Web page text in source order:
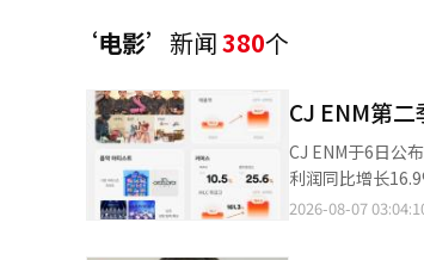
‘电影’ 新闻380个
CJ ENM第
CJ ENM于6日公
利润同比增长
42.4%，达114亿
2026-08-07